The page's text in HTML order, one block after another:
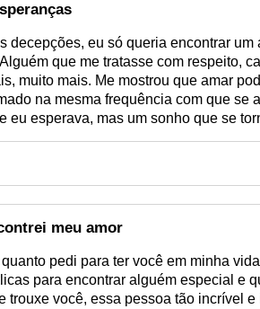
decepções, eu só queria encontrar um
que me tratasse com respeito,
muito mais. Me mostrou que amar
na mesma frequência com que se
eu esperava, mas um sonho que se
meu amor
pedi para ter você em minha
para encontrar alguém especial e
trouxe você, essa pessoa tão incrível